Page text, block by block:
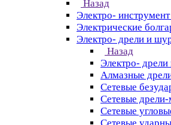
Назад
Электро- инструмент
Электрические
Электро- дрели и
Назад
Электро-
Алмазные
Сетевые
Сетевые
Сетевые